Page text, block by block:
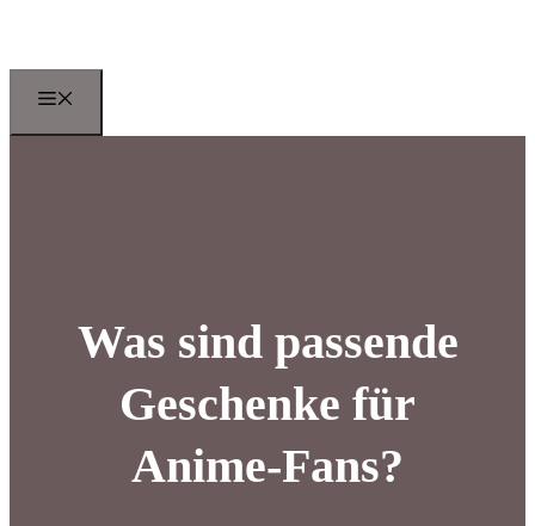
springen
Was sind passende
Geschenke für
Anime-Fans?